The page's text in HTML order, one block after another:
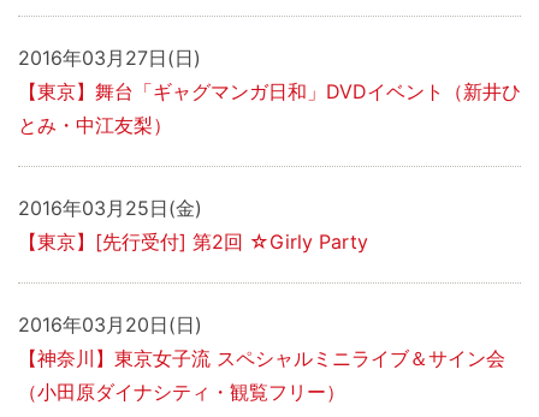
2016年03月27日(日)
【東京】舞台「ギャグマンガ日和」DVDイベント（新井ひ
とみ・中江友梨）
2016年03月25日(金)
【東京】[先行受付] 第2回 ☆Girly Party
2016年03月20日(日)
【神奈川】東京女子流 スペシャルミニライブ＆サイン会
（小田原ダイナシティ・観覧フリー）